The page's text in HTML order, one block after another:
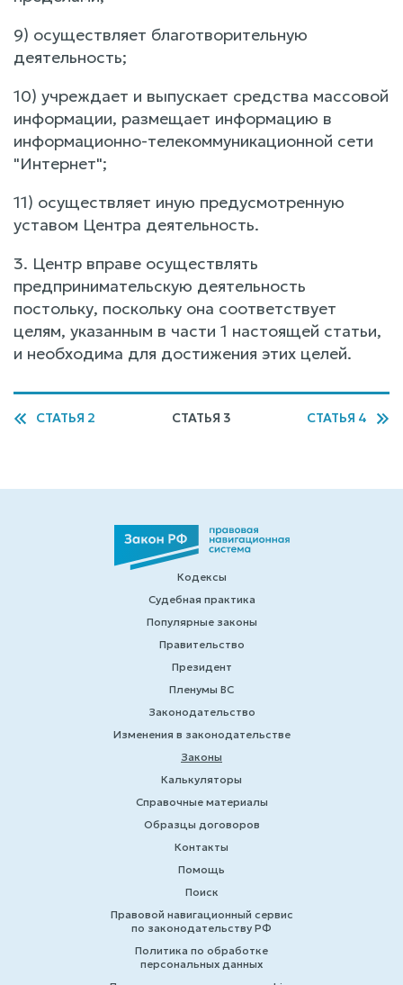
9) осуществляет благотворительную
деятельность;
10) учреждает и выпускает средства массовой
информации, размещает информацию в
информационно-телекоммуникационной сети
"Интернет";
11) осуществляет иную предусмотренную
уставом Центра деятельность.
3. Центр вправе осуществлять
предпринимательскую деятельность
постольку, поскольку она соответствует
целям, указанным в части 1 настоящей статьи,
и необходима для достижения этих целей.
СТАТЬЯ 2 СТАТЬЯ 3 СТАТЬЯ 4
Кодексы
Судебная практика
Популярные законы
Правительство
Президент
Пленумы ВС
Законодательство
Изменения в законодательстве
Законы
Калькуляторы
Справочные материалы
Образцы договоров
Контакты
Помощь
Поиск
Правовой навигационный сервис
по законодательству РФ
Политика по обработке
персональных данных